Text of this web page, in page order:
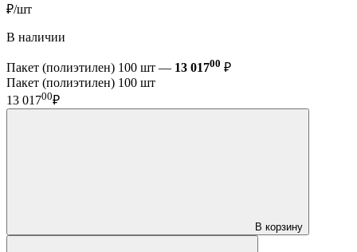
₽/шт
В наличии
Пакет (полиэтилен) 100 шт — 13 01700 ₽
Пакет (полиэтилен) 100 шт
13 01700₽
В корзину